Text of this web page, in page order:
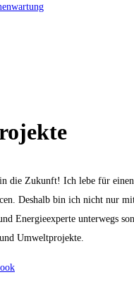
die Zukunft! Ich lebe für einen
Deshalb bin ich nicht nur
Energieexperte unterwegs
Umweltprojekte.